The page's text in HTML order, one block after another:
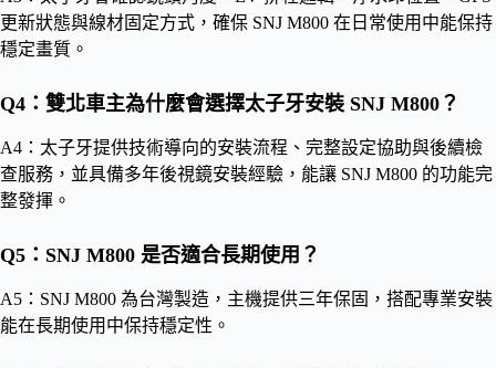
更新狀態與線材固定方式，確保 SNJ M800 在日常使用中能保持
穩定畫質。
Q4：雙北車主為什麼會選擇太子牙安裝 SNJ M800？
A4：太子牙提供技術導向的安裝流程、完整設定協助與後續檢
查服務，並具備多年後視鏡安裝經驗，能讓 SNJ M800 的功能完
整發揮。
Q5：SNJ M800 是否適合長期使用？
A5：SNJ M800 為台灣製造，主機提供三年保固，搭配專業安裝
能在長期使用中保持穩定性。